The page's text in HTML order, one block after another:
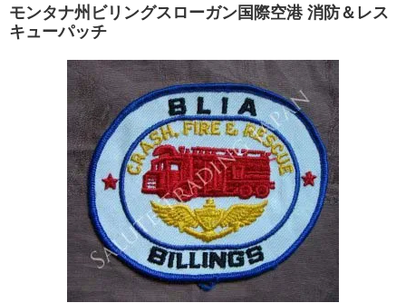
モンタナ州ビリングスローガン国際空港 消防＆レス
キューパッチ